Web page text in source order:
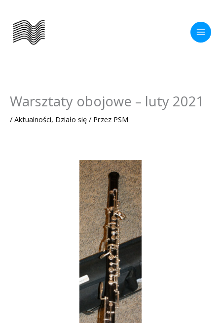
treści
Warsztaty obojowe – luty 2021
/ Aktualności, Działo się / Przez PSM